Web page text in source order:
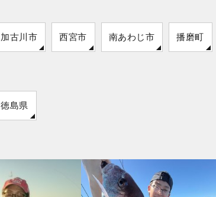
加古川市 西宮市 南あわじ市 播磨町
徳島県